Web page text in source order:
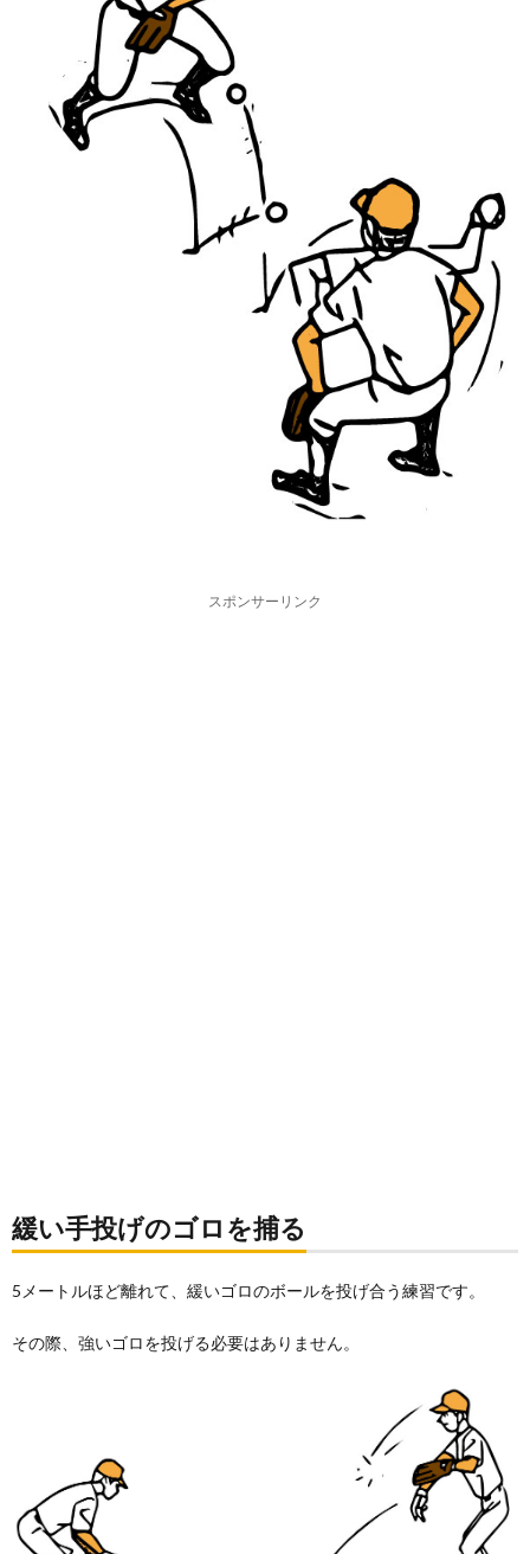
リカ
ック
スポンサーリンク
緩い手投げのゴロを捕る
5メートルほど離れて、緩いゴロのボールを投げ合う練習です。
その際、強いゴロを投げる必要はありません。